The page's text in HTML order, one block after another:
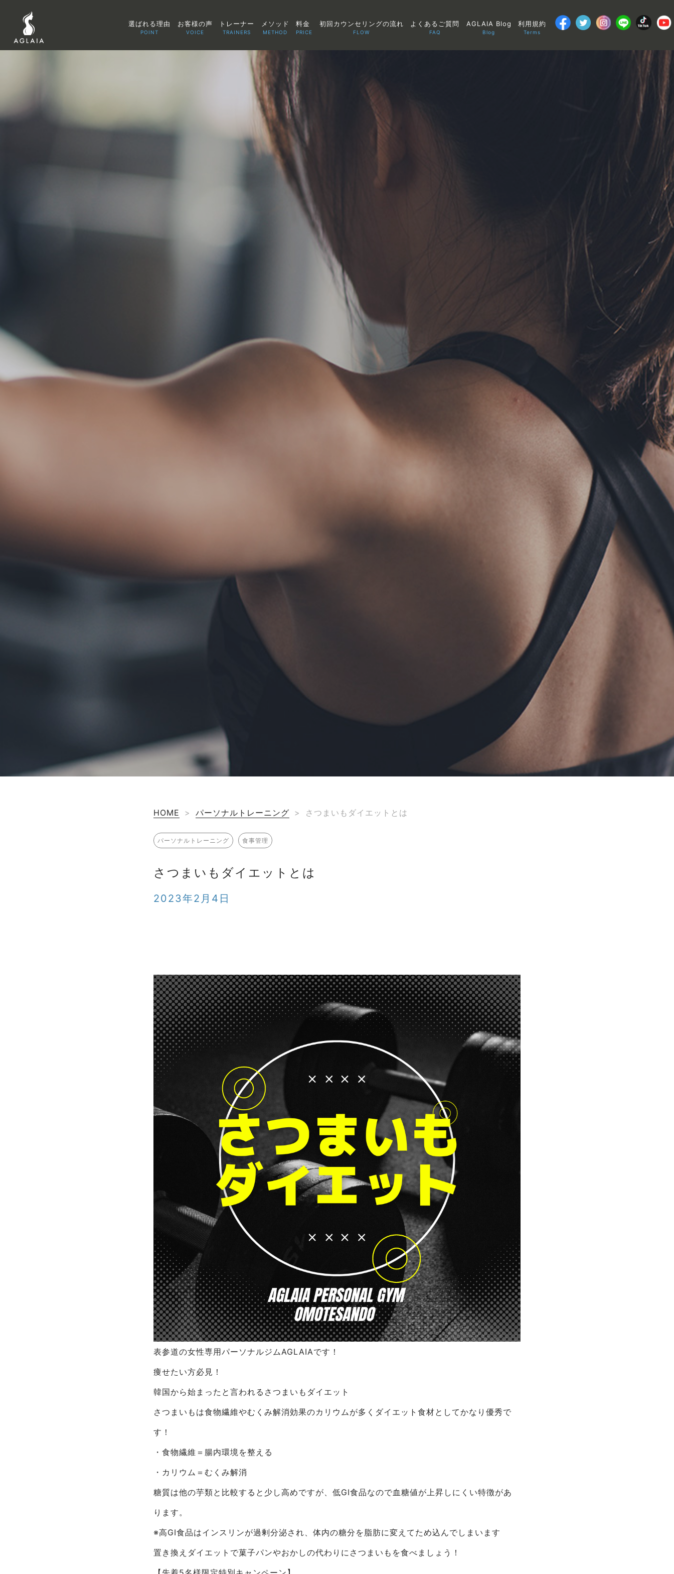
選ばれる理由
POINT
お客様の声
VOICE
トレーナー
TRAINERS
メソッド
METHOD
料金
PRICE
初回カウンセリングの流れ
FLOW
よくあるご質問
FAQ
AGLAIA Blog
Blog
利用規約
Terms
HOME > パーソナルトレーニング > さつまいもダイエットとは
パーソナルトレーニング 食事管理
さつまいもダイエットとは
2023年2月4日
表参道の女性専用パーソナルジムAGLAIAです！
痩せたい方必見！
韓国から始まったと言われるさつまいもダイエット
さつまいもは食物繊維やむくみ解消効果のカリウムが多くダイエット食材としてかなり優秀で
す！
・食物繊維＝腸内環境を整える
・カリウム＝むくみ解消
糖質は他の芋類と比較すると少し高めですが、低GI食品なので血糖値が上昇しにくい特徴があ
ります。
※高GI食品はインスリンが過剰分泌され、体内の糖分を脂肪に変えてため込んでしまいます
置き換えダイエットで菓子パンやおかしの代わりにさつまいもを食べましょう！
AGLAIA Blog
TERMS